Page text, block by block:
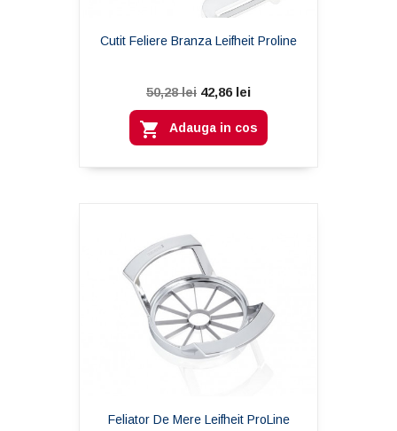
Cutit Feliere Branza Leifheit Proline
50,28 lei 42,86 lei
 Adauga in cos
Feliator De Mere Leifheit ProLine